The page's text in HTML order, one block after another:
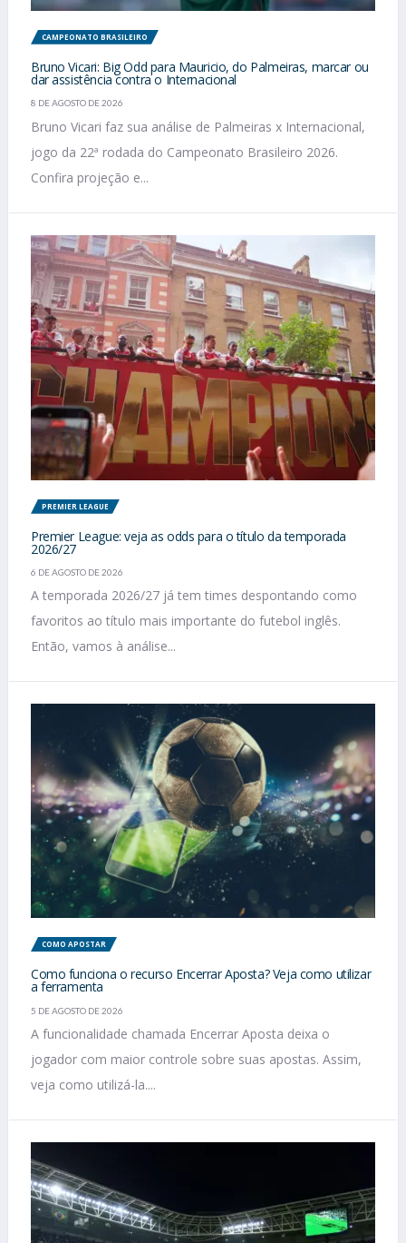
CAMPEONATO BRASILEIRO
Bruno Vicari: Big Odd para Mauricio, do Palmeiras, marcar ou
dar assistência contra o Internacional
8 DE AGOSTO DE 2026
Bruno Vicari faz sua análise de Palmeiras x Internacional,
jogo da 22ª rodada do Campeonato Brasileiro 2026.
Confira projeção e...
PREMIER LEAGUE
Premier League: veja as odds para o título da temporada
2026/27
6 DE AGOSTO DE 2026
A temporada 2026/27 já tem times despontando como
favoritos ao título mais importante do futebol inglês.
Então, vamos à análise...
COMO APOSTAR
Como funciona o recurso Encerrar Aposta? Veja como utilizar
a ferramenta
5 DE AGOSTO DE 2026
A funcionalidade chamada Encerrar Aposta deixa o
jogador com maior controle sobre suas apostas. Assim,
veja como utilizá-la....